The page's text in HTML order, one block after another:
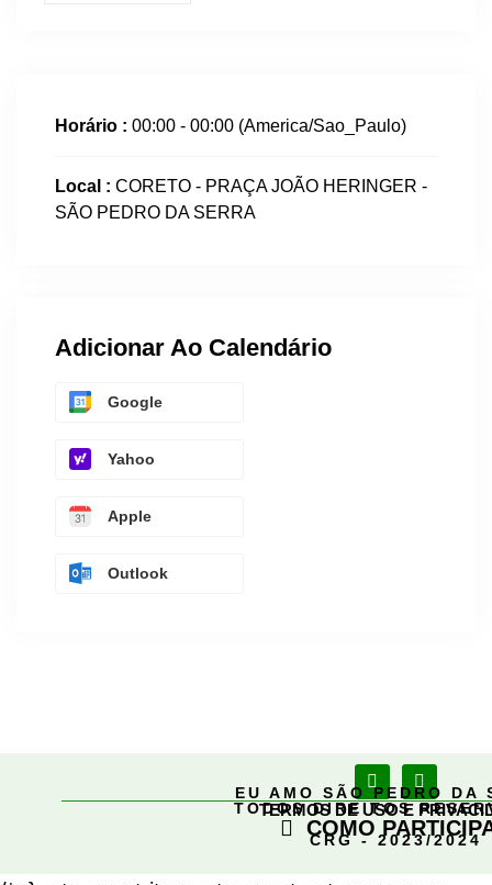
Horário : 00:00 - 00:00 (America/Sao_Paulo)
Local : CORETO - PRAÇA JOÃO HERINGER -
SÃO PEDRO DA SERRA
Adicionar Ao Calendário
Google
Yahoo
Apple
Outlook
EU AMO SÃO PEDRO DA
TODOS DIREITOS
CRG - 2023/2024
TERMOS DE USO E
COMO